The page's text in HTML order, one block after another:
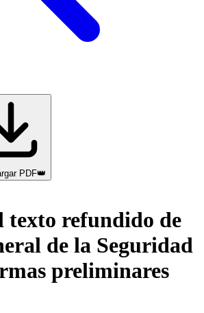
PDF👑
texto refundido de
de la Seguridad
preliminares